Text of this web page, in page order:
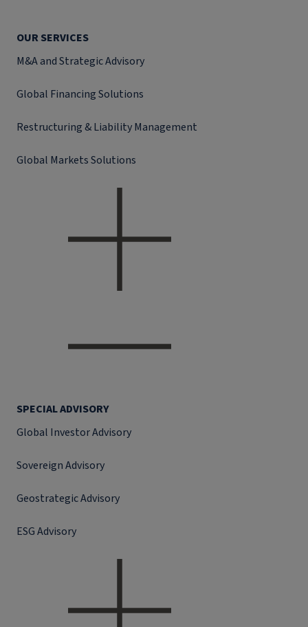
OUR SERVICES
M&A and Strategic Advisory
Global Financing Solutions
Restructuring & Liability Management
Global Markets Solutions
SPECIAL ADVISORY
Global Investor Advisory
Sovereign Advisory
Geostrategic Advisory
ESG Advisory